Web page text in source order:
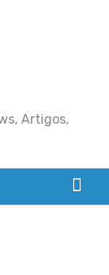
Artigos,